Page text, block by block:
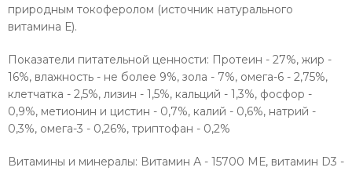
природным токоферолом (источник натурального
витамина Е).
Показатели питательной ценности: Протеин - 27%, жир -
16%, влажность - не более 9%, зола - 7%, омега-6 - 2,75%,
клетчатка - 2,5%, лизин - 1,5%, кальций - 1,3%, фосфор -
0,9%, метионин и цистин - 0,7%, калий - 0,6%, натрий -
0,3%, омега-3 - 0,26%, триптофан - 0,2%
Витамины и минералы: Витамин А - 15700 МЕ, витамин D3 -